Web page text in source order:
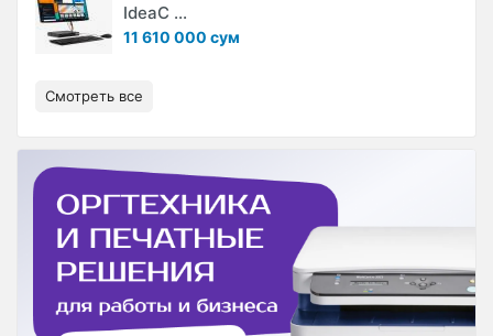
IdeaC ...
11 610 000 сум
Смотреть все